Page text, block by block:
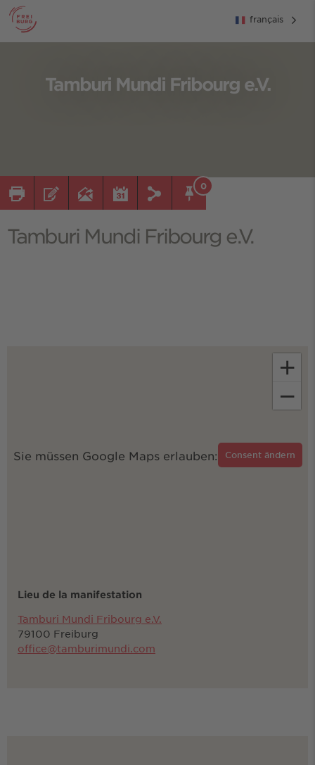
français
Tamburi Mundi Fribourg e.V.
0
Tamburi Mundi Fribourg e.V.
Sie müssen Google Maps erlauben: Consent ändern
+
−
Lieu de la manifestation
Tamburi Mundi Fribourg e.V.
79100 Freiburg
office@tamburimundi.com